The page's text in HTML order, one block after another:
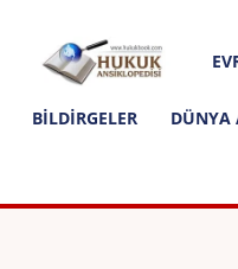
BILDIRGELER DÜNYA